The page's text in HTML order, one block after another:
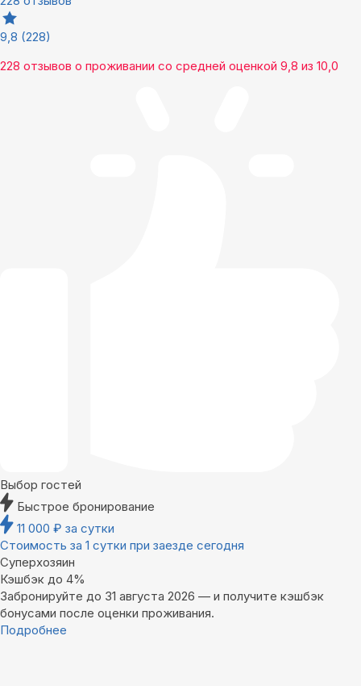
9,8 (228)
228 отзывов о проживании со средней оценкой 9,8 из 10,0
Выбор гостей
Быстрое бронирование
11 000 ₽ за сутки
Стоимость за 1 сутки при заезде сегодня
Суперхозяин
Кэшбэк до 4%
Забронируйте до 31 августа 2026 — и получите кэшбэк
бонусами после оценки проживания.
Подробнее